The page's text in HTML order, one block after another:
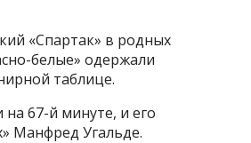
«Спартак» в родных
белые» одержали
таблице.
67-й минуте, и его
Манфред Угальде.